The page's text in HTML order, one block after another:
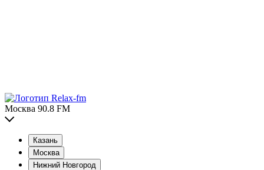
Москва 90.8 FM
Казань
Москва
Нижний Новгород